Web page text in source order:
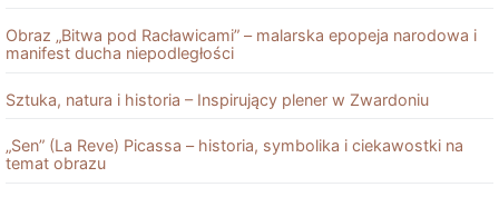
Obraz „Bitwa pod Racławicami” – malarska epopeja narodowa i
manifest ducha niepodległości
Sztuka, natura i historia – Inspirujący plener w Zwardoniu
„Sen” (La Reve) Picassa – historia, symbolika i ciekawostki na
temat obrazu